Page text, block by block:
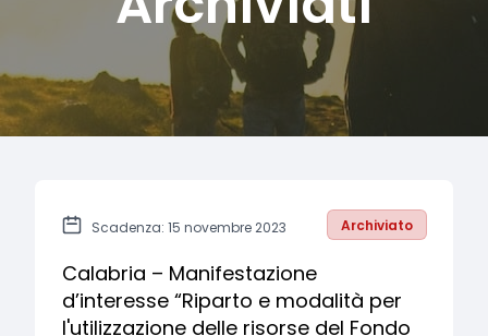
Scadenza: 15 novembre 2023 Archiviato
Calabria – Manifestazione
d’interesse “Riparto e modalità per
l'utilizzazione delle risorse del Fondo